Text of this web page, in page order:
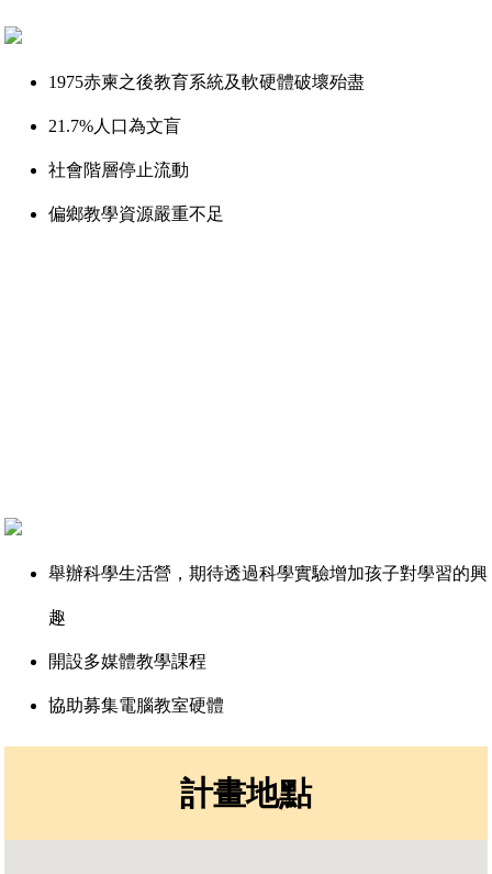
1975赤柬之後教育系統及軟硬體破壞殆盡
21.7%人口為文盲
社會階層停止流動
偏鄉教學資源嚴重不足
舉辦科學生活營，期待透過科學實驗增加孩子對學習的興
趣
開設多媒體教學課程
協助募集電腦教室硬體
計畫地點